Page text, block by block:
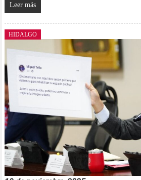
Leer más
HIDALGO